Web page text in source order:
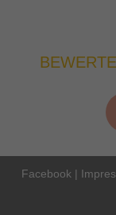
Facebook |